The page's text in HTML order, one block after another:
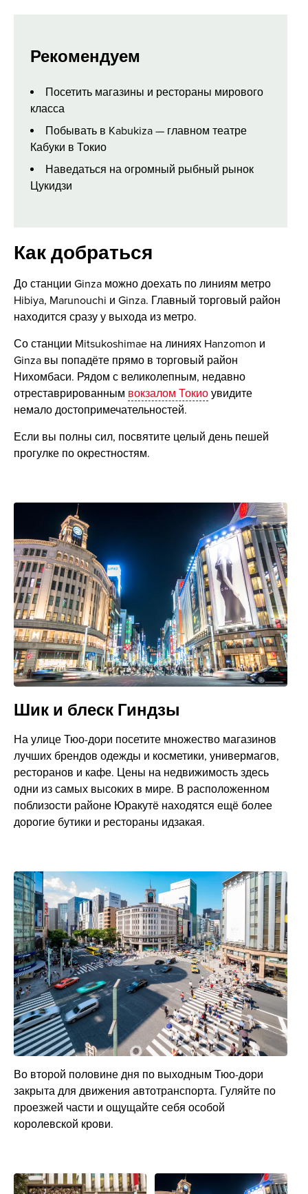
Рекомендуем
Посетить магазины и рестораны мирового
класса
Побывать в Kabukiza — главном театре
Кабуки в Токио
Наведаться на огромный рыбный рынок
Цукидзи
Как добраться
До станции Ginza можно доехать по линиям метро
Hibiya, Marunouchi и Ginza. Главный торговый район
находится сразу у выхода из метро.
Со станции Mitsukoshimae на линиях Hanzomon и
Ginza вы попадёте прямо в торговый район
Нихомбаси. Рядом с великолепным, недавно
отреставрированным вокзалом Токиоувидите
немало достопримечательностей.
Если вы полны сил, посвятите целый день пешей
прогулке по окрестностям.
Шик и блеск Гиндзы
На улице Тюо-дори посетите множество магазинов
лучших брендов одежды и косметики, универмагов,
ресторанов и кафе. Цены на недвижимость здесь
одни из самых высоких в мире. В расположенном
поблизости районе Юракутё находятся ещё более
дорогие бутики и рестораны идзакая.
Во второй половине дня по выходным Тюо-дори
закрыта для движения автотранспорта. Гуляйте по
проезжей части и ощущайте себя особой
королевской крови.